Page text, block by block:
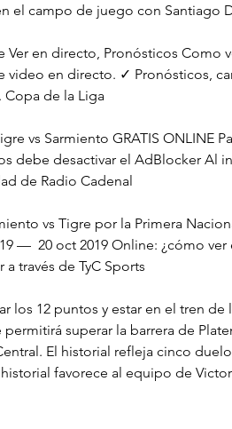
el campo de juego con Santiago
Ver en directo, Pronósticos Como
video en directo. ✓ Pronósticos,
de la Liga
vs Sarmiento GRATIS ONLINE
debe desactivar el AdBlocker Al
de Radio Cadenal
vs Tigre por la Primera
—  20 oct 2019 Online: ¿cómo ver
través de TyC Sports
los 12 puntos y estar en el tren
superar la barrera de
El historial refleja cinco
favorece al equipo de